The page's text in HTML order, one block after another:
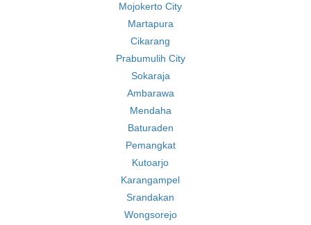
Mojokerto City
Martapura
Cikarang
Prabumulih City
Sokaraja
Ambarawa
Mendaha
Baturaden
Pemangkat
Kutoarjo
Karangampel
Srandakan
Wongsorejo